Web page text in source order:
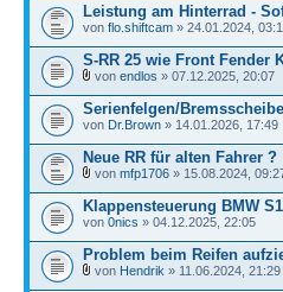
Leistung am Hinterrad -
von flo.shiftcam » 24.01.2024,
S-RR 25 wie Front Fender
von endlos » 07.12.2025, 20:07
Serienfelgen/
von Dr.Brown » 14.01.2026, 17:49
Neue RR für alten Fahrer ?
von mfp1706 » 15.08.2024,
Klappensteuerung BMW
von 0nics » 04.12.2025, 22:05
Problem beim Reifen
von Hendrik » 11.06.2024, 21:29